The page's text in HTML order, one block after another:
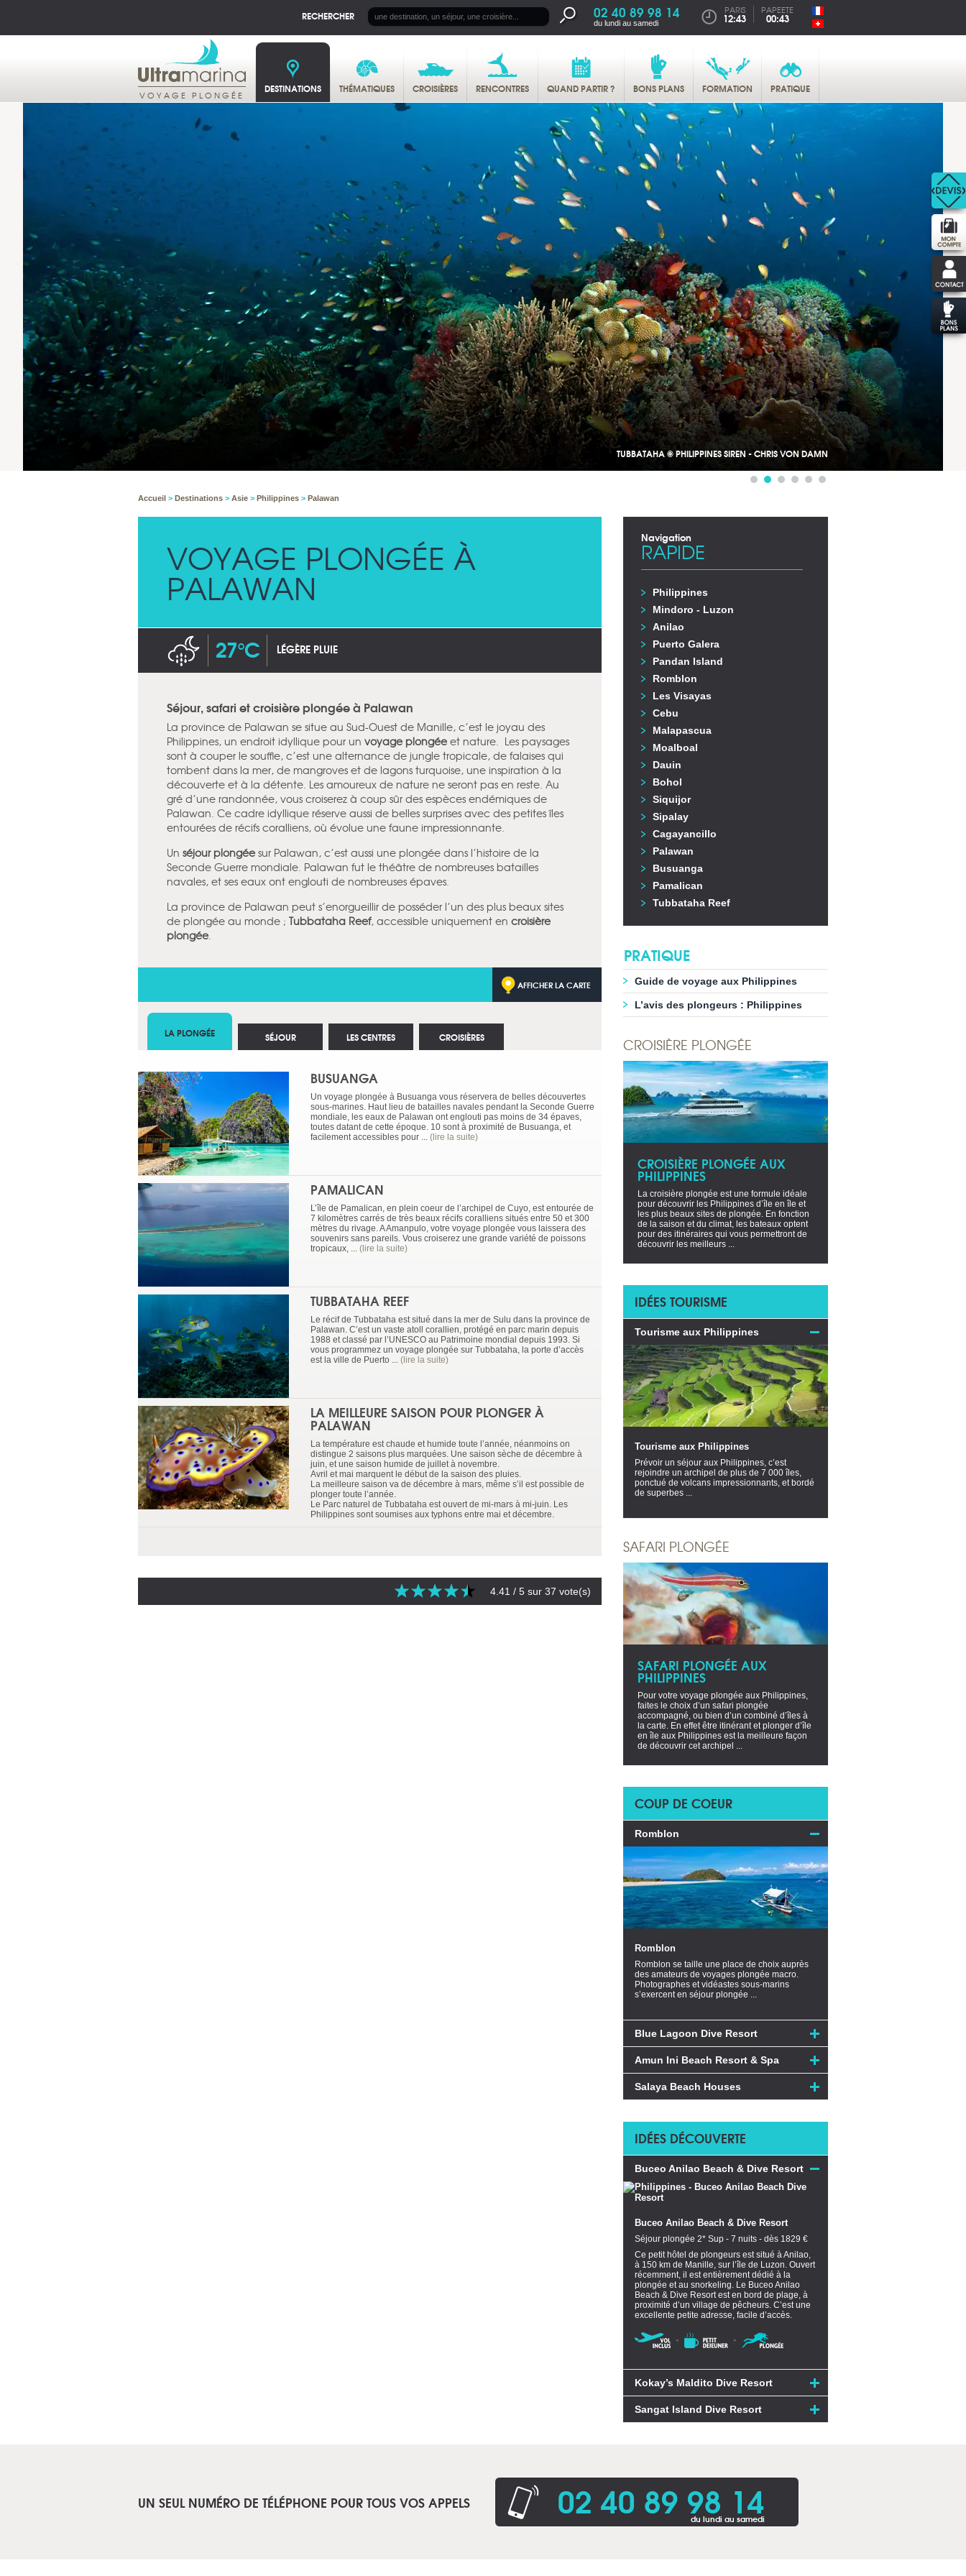
RECHERCHER 02 40 89 98 14
du lundi au samedi
PARIS
12:43
PAPEETE
00:43
VOYAGE PLONGÉE DESTINATIONS THÉMATIQUES CROISIÈRES RENCONTRES QUAND PARTIR ? BONS PLANS FORMATION PRATIQUE
TUBBATAHA © PHILIPPINES SIREN - CHRIS VON DAMN
Accueil > Destinations > Asie > Philippines > Palawan
VOYAGE PLONGÉE À
PALAWAN
27°C LÉGÈRE PLUIE
Séjour, safari et croisière plongée à Palawan
La province de Palawan se situe au Sud-Ouest de Manille, c’est le joyau des
Philippines, un endroit idyllique pour un voyage plongée et nature. Les paysages
sont à couper le souffle, c’est une alternance de jungle tropicale, de falaises qui
tombent dans la mer, de mangroves et de lagons turquoise, une inspiration à la
découverte et à la détente. Les amoureux de nature ne seront pas en reste. Au
gré d’une randonnée, vous croiserez à coup sûr des espèces endémiques de
Palawan. Ce cadre idyllique réserve aussi de belles surprises avec des petites îles
entourées de récifs coralliens, où évolue une faune impressionnante.
Un séjour plongée sur Palawan, c’est aussi une plongée dans l’histoire de la
Seconde Guerre mondiale. Palawan fut le théâtre de nombreuses batailles
navales, et ses eaux ont englouti de nombreuses épaves.
La province de Palawan peut s’enorgueillir de posséder l’un des plus beaux sites
de plongée au monde ; Tubbataha Reef, accessible uniquement en croisière
plongée.
AFFICHER LA CARTE
LA PLONGÉE
BUSUANGA
Un voyage plongée à Busuanga vous réservera de belles découvertes
sous-marines. Haut lieu de batailles navales pendant la Seconde Guerre
mondiale, les eaux de Palawan ont englouti pas moins de 34 épaves,
toutes datant de cette époque. 10 sont à proximité de Busuanga, et
facilement accessibles pour ... (lire la suite)
PAMALICAN
L’île de Pamalican, en plein coeur de l’archipel de Cuyo, est entourée de
7 kilomètres carrés de très beaux récifs coralliens situés entre 50 et 300
mètres du rivage. A Amanpulo, votre voyage plongée vous laissera des
souvenirs sans pareils. Vous croiserez une grande variété de poissons
tropicaux, ... (lire la suite)
TUBBATAHA REEF
Le récif de Tubbataha est situé dans la mer de Sulu dans la province de
Palawan. C’est un vaste atoll corallien, protégé en parc marin depuis
1988 et classé par l’UNESCO au Patrimoine mondial depuis 1993. Si
vous programmez un voyage plongée sur Tubbataha, la porte d’accès
est la ville de Puerto ... (lire la suite)
LA MEILLEURE SAISON POUR PLONGER À
PALAWAN
La température est chaude et humide toute l’année, néanmoins on
distingue 2 saisons plus marquées. Une saison sèche de décembre à
juin, et une saison humide de juillet à novembre.
Avril et mai marquent le début de la saison des pluies.
La meilleure saison va de décembre à mars, même s’il est possible de
plonger toute l’année.
Le Parc naturel de Tubbataha est ouvert de mi-mars à mi-juin. Les
Philippines sont soumises aux typhons entre mai et décembre.
SÉJOUR LES CENTRES CROISIÈRES
4.41 / 5 sur 37 vote(s)
Navigation
RAPIDE
Philippines
Mindoro - Luzon
Anilao
Puerto Galera
Pandan Island
Romblon
Les Visayas
Cebu
Malapascua
Moalboal
Dauin
Bohol
Siquijor
Sipalay
Cagayancillo
Palawan
Busuanga
Pamalican
Tubbataha Reef
PRATIQUE
Guide de voyage aux Philippines
L’avis des plongeurs : Philippines
CROISIÈRE PLONGÉE
CROISIÈRE PLONGÉE AUX
PHILIPPINES
La croisière plongée est une formule idéale
pour découvrir les Philippines d’île en île et
les plus beaux sites de plongée. En fonction
de la saison et du climat, les bateaux optent
pour des itinéraires qui vous permettront de
découvrir les meilleurs ...
IDÉES TOURISME
Tourisme aux Philippines
Tourisme aux Philippines
Prévoir un séjour aux Philippines, c’est
rejoindre un archipel de plus de 7 000 îles,
ponctué de volcans impressionnants, et bordé
de superbes ...
SAFARI PLONGÉE
SAFARI PLONGÉE AUX
PHILIPPINES
Pour votre voyage plongée aux Philippines,
faites le choix d’un safari plongée
accompagné, ou bien d’un combiné d’îles à
la carte. En effet être itinérant et plonger d’île
en île aux Philippines est la meilleure façon
de découvrir cet archipel ...
COUP DE COEUR
Romblon
Romblon
Romblon se taille une place de choix auprès
des amateurs de voyages plongée macro.
Photographes et vidéastes sous-marins
s’exercent en séjour plongée ...
Blue Lagoon Dive Resort
Amun Ini Beach Resort & Spa
Salaya Beach Houses
IDÉES DÉCOUVERTE
Buceo Anilao Beach & Dive Resort
Buceo Anilao Beach & Dive Resort
Séjour plongée 2* Sup - 7 nuits - dès 1829 €
Ce petit hôtel de plongeurs est situé à Anilao,
à 150 km de Manille, sur l’île de Luzon. Ouvert
récemment, il est entièrement dédié à la
plongée et au snorkeling. Le Buceo Anilao
Beach & Dive Resort est en bord de plage, à
proximité d’un village de pêcheurs. C’est une
excellente petite adresse, facile d’accès.
Kokay’s Maldito Dive Resort
Sangat Island Dive Resort
UN SEUL NUMÉRO DE TÉLÉPHONE POUR TOUS VOS APPELS 02 40 89 98 14
du lundi au samedi